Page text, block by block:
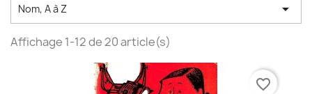
Nom, A à Z 
Affichage 1-12 de 20 article(s)
favorite_border